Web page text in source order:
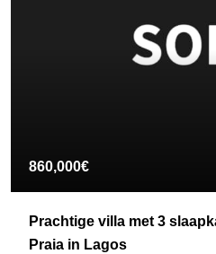
860,000€
Prachtige villa met 3
Praia in Lagos